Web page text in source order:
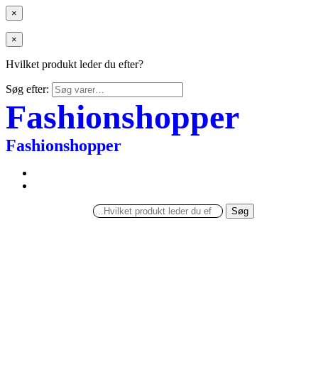
×
×
Hvilket produkt leder du efter?
Søg efter:
Fashionshopper
Fashionshopper
Søg